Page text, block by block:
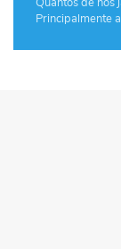
Quantos de nós
Principalmente